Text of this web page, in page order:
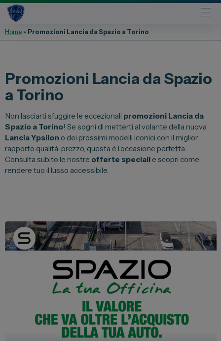
Abarth
Lancia
Alfa Romeo
Jeep
Opel
Peugeot
Lexus
DR
Veicoli Commerciali
Fiat Professional
Home» Promozioni Lancia da Spazio a Torino
Promozioni Lancia da Spazio
a Torino
Non lasciarti sfuggire le eccezionali promozioni Lancia da
Spazio a Torino! Se sogni di metterti al volante della nuova
Lancia Ypsilon o dei prossimi modelli iconici con il miglior
rapporto qualità-prezzo, questa è l’occasione perfetta.
Consulta subito le nostre offerte specialie scopri come
rendere tuo il lusso accessibile.